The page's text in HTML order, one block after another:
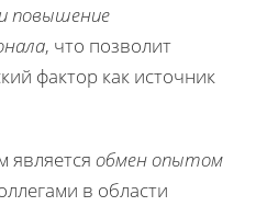
повышение
, что позволит
фактор как источник
является обмен опытом
в области